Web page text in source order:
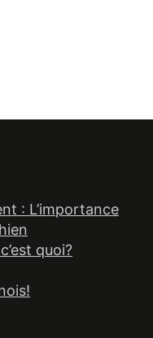
: L’importance
quoi?